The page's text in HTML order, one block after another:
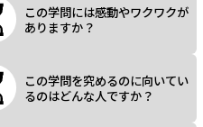
y
この学問には感動やワクワクが
ありますか？
この学問を究めるのに向いてい
るのはどんな人ですか？